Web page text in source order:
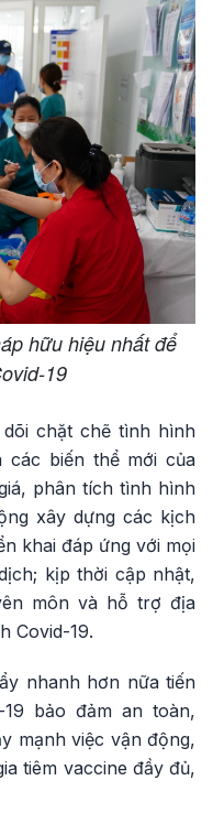
hữu hiệu nhất để
19
chặt chẽ tình hình
các biến thể mới của
phân tích tình hình
xây dựng các kịch
khai đáp ứng với mọi
kịp thời cập nhật,
môn và hỗ trợ địa
Covid-19.
nhanh hơn nữa tiến
bảo đảm an toàn,
mạnh việc vận động,
tiêm vaccine đầy đủ,